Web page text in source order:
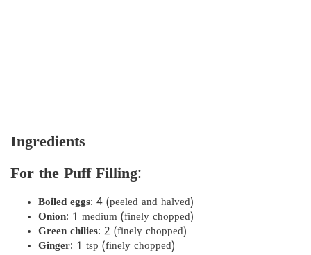
Ingredients
For the Puff Filling:
Boiled eggs: 4 (peeled and halved)
Onion: 1 medium (finely chopped)
Green chilies: 2 (finely chopped)
Ginger: 1 tsp (finely chopped)